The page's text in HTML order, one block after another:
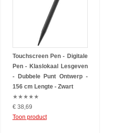
Touchscreen Pen - Digitale
Pen - Klaslokaal Lesgeven
- Dubbele Punt Ontwerp -
156 cm Lengte - Zwart
★★★★★
€ 38,69
Toon product